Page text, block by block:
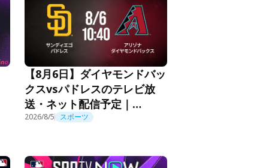
【8月6日】ダイヤモンドバッ
クスvsパドレスのテレビ放
送・ネット配信予定｜
MLB2026
2026/8/5 スポーツ